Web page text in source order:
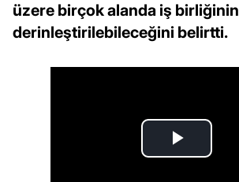
üzere birçok alanda iş birliğinin
derinleştirilebileceğini belirtti.